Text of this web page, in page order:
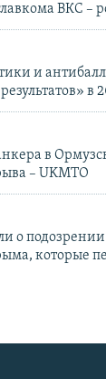
ВКС –
и
в
в
– UKMTO
о
которые